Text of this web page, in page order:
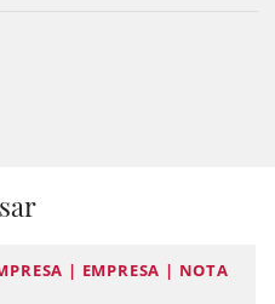
| EMPRESA | NOTA